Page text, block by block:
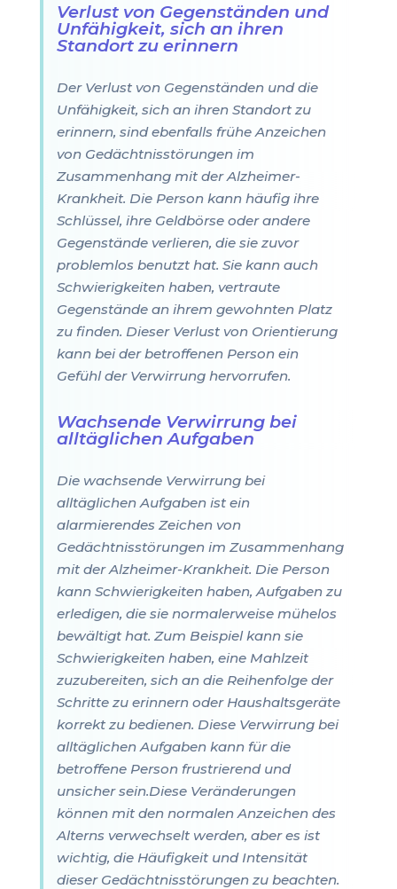
Verlust von Gegenständen und
Unfähigkeit, sich an ihren
Standort zu erinnern
Der Verlust von Gegenständen und die
Unfähigkeit, sich an ihren Standort zu
erinnern, sind ebenfalls frühe Anzeichen
von Gedächtnisstörungen im
Zusammenhang mit der Alzheimer-
Krankheit. Die Person kann häufig ihre
Schlüssel, ihre Geldbörse oder andere
Gegenstände verlieren, die sie zuvor
problemlos benutzt hat. Sie kann auch
Schwierigkeiten haben, vertraute
Gegenstände an ihrem gewohnten Platz
zu finden. Dieser Verlust von Orientierung
kann bei der betroffenen Person ein
Gefühl der Verwirrung hervorrufen.
Wachsende Verwirrung bei
alltäglichen Aufgaben
Die wachsende Verwirrung bei
alltäglichen Aufgaben ist ein
alarmierendes Zeichen von
Gedächtnisstörungen im Zusammenhang
mit der Alzheimer-Krankheit. Die Person
kann Schwierigkeiten haben, Aufgaben zu
erledigen, die sie normalerweise mühelos
bewältigt hat. Zum Beispiel kann sie
Schwierigkeiten haben, eine Mahlzeit
zuzubereiten, sich an die Reihenfolge der
Schritte zu erinnern oder Haushaltsgeräte
korrekt zu bedienen. Diese Verwirrung bei
alltäglichen Aufgaben kann für die
betroffene Person frustrierend und
unsicher sein.Diese Veränderungen
können mit den normalen Anzeichen des
Alterns verwechselt werden, aber es ist
wichtig, die Häufigkeit und Intensität
dieser Gedächtnisstörungen zu beachten.